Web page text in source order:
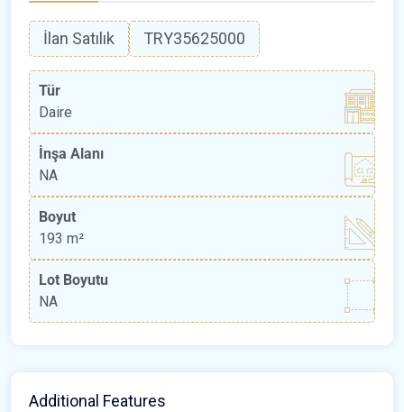
İlan Satılık TRY35625000
Tür
Daire
İnşa Alanı
NA
Boyut
193 m²
Lot Boyutu
NA
Additional Features